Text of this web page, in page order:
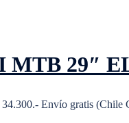
MTB 29″
Envío gratis